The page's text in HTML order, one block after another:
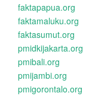
faktapapua.org
faktamaluku.org
faktasumut.org
pmidkijakarta.org
pmibali.org
pmijambi.org
pmigorontalo.org